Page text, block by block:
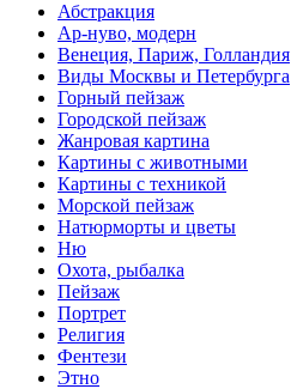
Абстракция
Ар-нуво, модерн
Венеция, Париж, Голландия
Виды Москвы и Петербурга
Горный пейзаж
Городской пейзаж
Жанровая картина
Картины с животными
Картины с техникой
Морской пейзаж
Натюрморты и цветы
Ню
Охота, рыбалка
Пейзаж
Портрет
Религия
Фентези
Этно